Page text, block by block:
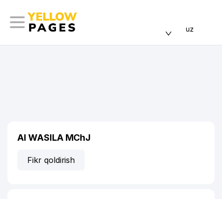
uz
Al WASILA MChJ
Fikr qoldirish